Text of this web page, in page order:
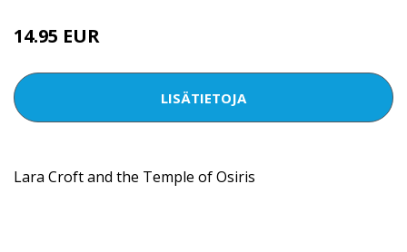
14.95 EUR
LISÄTIETOJA
Lara Croft and the Temple of Osiris